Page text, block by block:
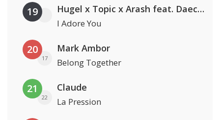
19 Hugel x Topic x Arash feat. Daecolm
I Adore You
20
17
Mark Ambor
Belong Together
21
22
Claude
La Pression